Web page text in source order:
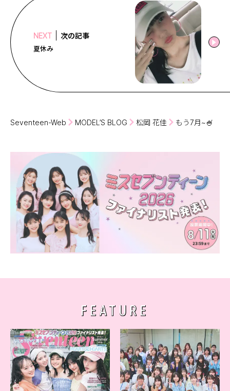
NEXT 次の記事
夏休み
Seventeen-Web MODEL’S BLOG 松岡 花佳 もう7月~🍧
FEATURE